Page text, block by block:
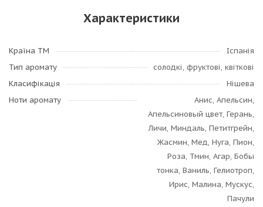
Характеристики
Країна ТМ
Іспанія
Тип аромату
солодкі, фруктові, квіткові
Класифікація
Нішева
Ноти аромату
Анис, Апельсин,
Апельсиновый цвет, Герань,
Личи, Миндаль, Петитгрейн,
Жасмин, Мед, Нуга, Пион,
Роза, Тмин, Агар, Бобы
тонка, Ваниль, Гелиотроп,
Ирис, Малина, Мускус,
Пачули